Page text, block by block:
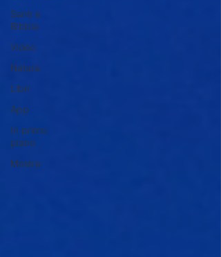
Santi e
Bibbia
Video
Natura
Libri
App
In primo
piano
Mostre